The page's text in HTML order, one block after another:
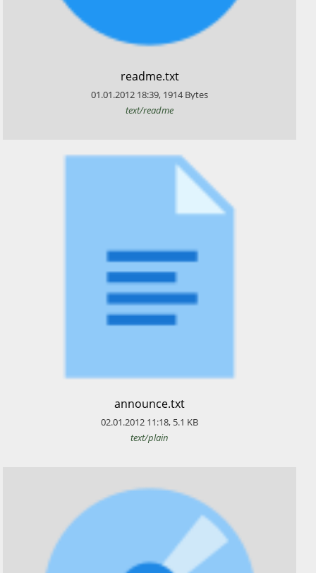
​readme.txt
01.01.2012 18:39, 1914 Bytes
text/readme
​announce.txt
02.01.2012 11:18, 5.1 KB
text/plain